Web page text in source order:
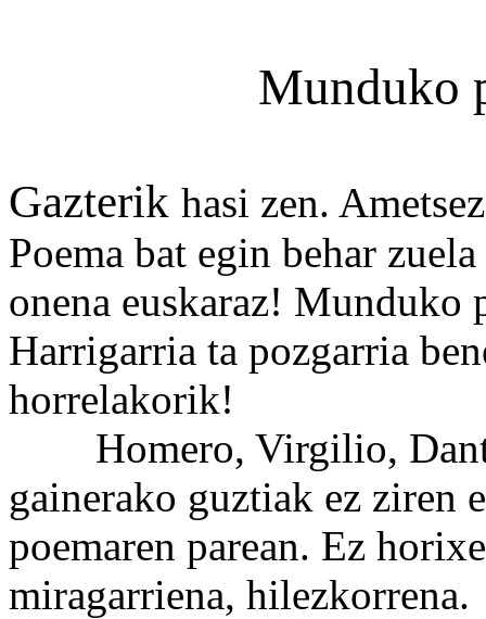
Munduko
Gazterik hasi zen.
Poema bat egin behar
onena euskaraz! Munduko
Harrigarria ta pozgarria
horrelakorik!
Homero, Virgilio,
gainerako guztiak ez ziren
poemaren parean. Ez
miragarriena, hilezkorrena.